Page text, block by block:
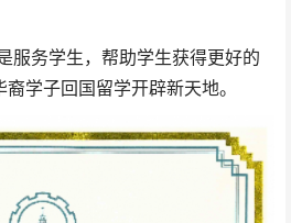
服务学生，帮助学生获得更好的
学子回国留学开辟新天地。